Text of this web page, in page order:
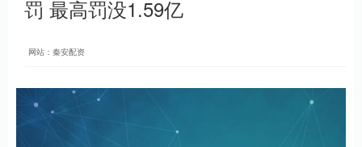
罚 最高罚没1.59亿
网站：秦安配资